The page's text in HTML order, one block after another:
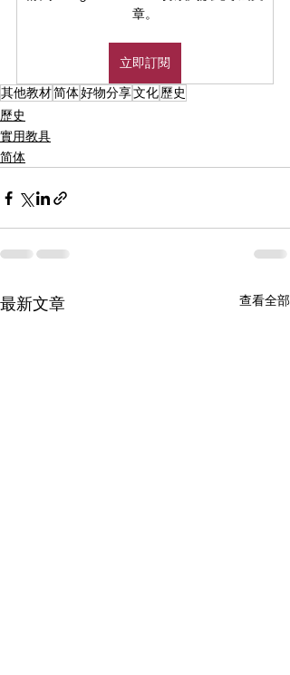
章。
立即訂閱
其他教材简体好物分享文化歷史
歷史
實用教具
简体
最新文章 查看全部